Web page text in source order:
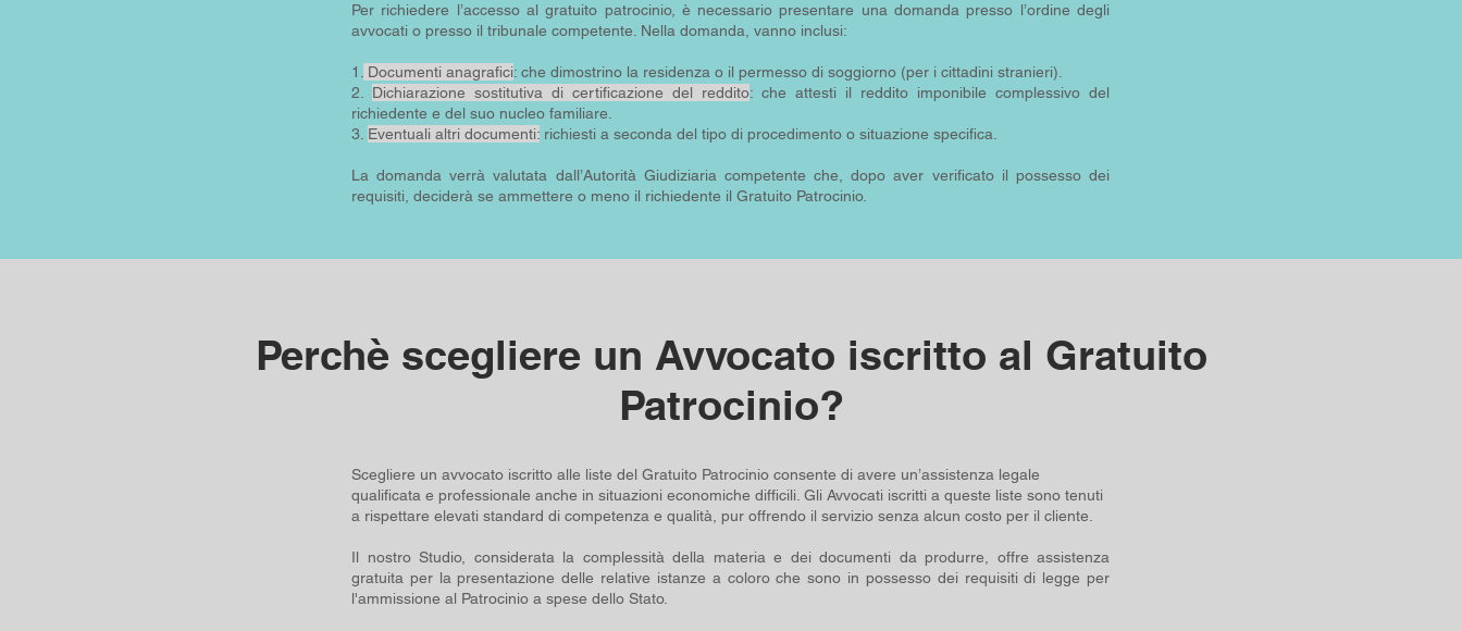
Per richiedere l’accesso al gratuito patrocinio, è necessario presentare una domanda presso l’ordine degli
avvocati o presso il tribunale competente. Nella domanda, vanno inclusi:
1. Documenti anagrafici: che dimostrino la residenza o il permesso di soggiorno (per i cittadini stranieri).
2. Dichiarazione sostitutiva di certificazione del reddito: che attesti il reddito imponibile complessivo del
richiedente e del suo nucleo familiare.
3. Eventuali altri documenti: richiesti a seconda del tipo di procedimento o situazione specifica.
La domanda verrà valutata dall’Autorità Giudiziaria competente che, dopo aver verificato il possesso dei
requisiti, deciderà se ammettere o meno il richiedente il Gratuito Patrocinio.
Perchè scegliere un Avvocato iscritto al Gratuito
Patrocinio?
Scegliere un avvocato iscritto alle liste del Gratuito Patrocinio consente di avere un’assistenza legale
qualificata e professionale anche in situazioni economiche difficili. Gli Avvocati iscritti a queste liste sono tenuti
a rispettare elevati standard di competenza e qualità, pur offrendo il servizio senza alcun costo per il cliente.
Il nostro Studio, considerata la complessità della materia e dei documenti da produrre, offre assistenza
gratuita per la presentazione delle relative istanze a coloro che sono in possesso dei requisiti di legge per
l'ammissione al Patrocinio a spese dello Stato.